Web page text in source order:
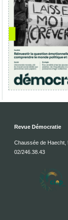
Revue Démocratie
Chaussée de Haecht,
02/246.38.43